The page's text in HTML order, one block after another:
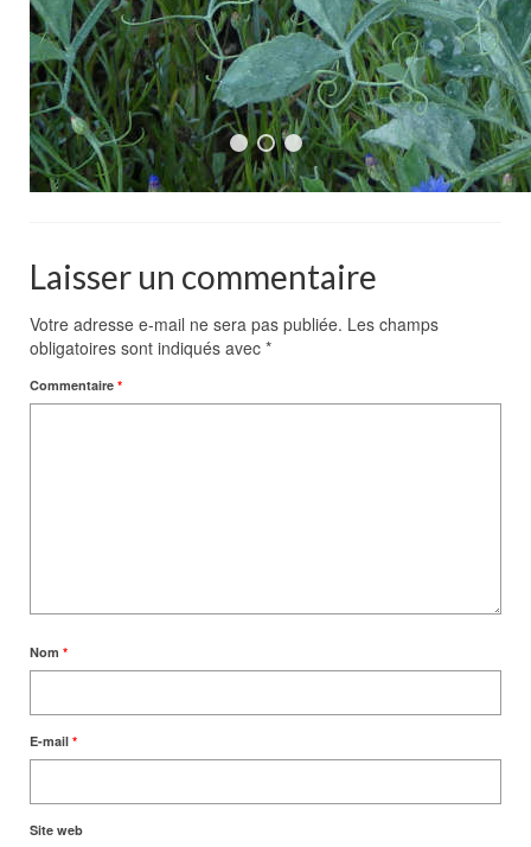
Laisser un commentaire
Votre adresse e-mail ne sera pas publiée. Les champs
obligatoires sont indiqués avec *
Commentaire *
Nom *
E-mail *
Site web